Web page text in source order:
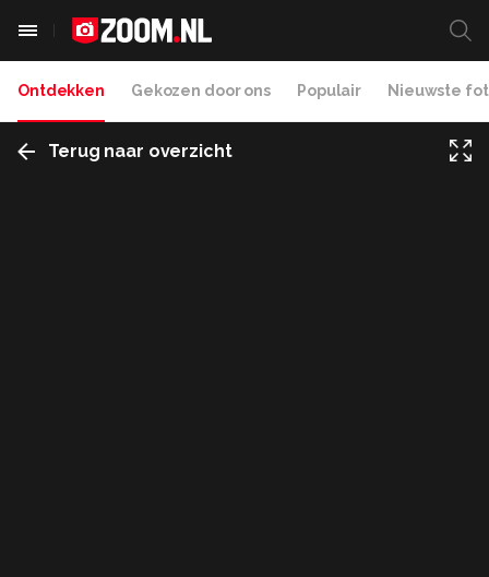
Ontdekken Gekozen door ons Populair Nieuwste
Terug naar overzicht